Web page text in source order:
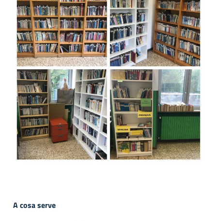
A cosa serve